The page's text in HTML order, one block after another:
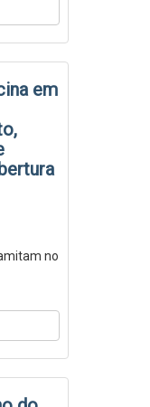
em
no